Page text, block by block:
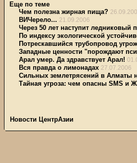
Еще по теме
Чем полезна жирная пища?
ВИЧерело... 21.09.2006
Через 50 лет наступит ледниковый
По индексу экологической
Потрескавшийся трубопровод
Западные ценности "порождают
Арал умер. Да здравствует Арал!
Вся правда о лимонадах 27.07.2006
Сильных землетрясений в Алматы
Тайная угроза: чем опасны SMS и
Новости ЦентрАзии